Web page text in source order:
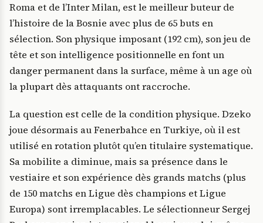
Roma et de l’Inter Milan, est le meilleur buteur de
l’histoire de la Bosnie avec plus de 65 buts en
sélection. Son physique imposant (192 cm), son jeu de
tête et son intelligence positionnelle en font un
danger permanent dans la surface, même à un age où
la plupart dès attaquants ont raccroche.
La question est celle de la condition physique. Dzeko
joue désormais au Fenerbahce en Turkiye, où il est
utilisé en rotation plutôt qu’en titulaire systematique.
Sa mobilite a diminue, mais sa présence dans le
vestiaire et son expérience dès grands matchs (plus
de 150 matchs en Ligue dès champions et Ligue
Europa) sont irremplacables. Le sélectionneur Sergej